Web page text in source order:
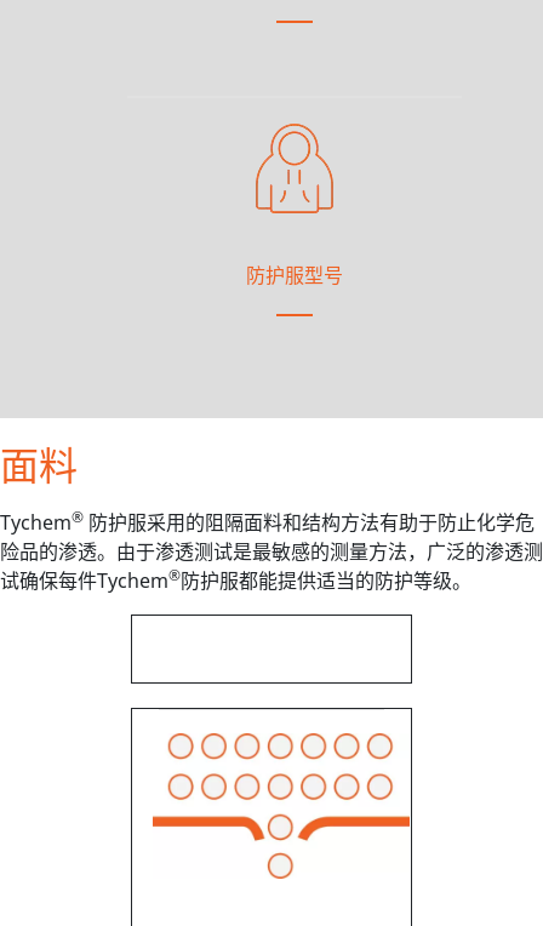
防护服型号
面料
Tychem® 防护服采用的阻隔面料和结构方法有助于防止化学危
险品的渗透。由于渗透测试是最敏感的测量方法，广泛的渗透测
试确保每件Tychem®防护服都能提供适当的防护等级。